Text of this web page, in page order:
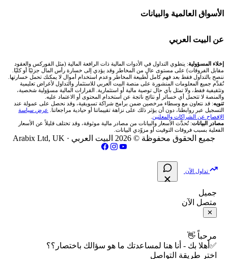
اكس تي بي XTB
انتراكتيف بروكرز IBKR
شركات تداول في قطر
شركات تداول في الأردن
شركات تداول في العراق
شركات تداول في فلسطين
🇦🇪 أسواق الإمارات
🇪🇬 البورصة المصرية
🇶🇦 بورصة قطر
🇯🇴 بورصة عمّان
🇧🇭 بورصة البحرين
فلتر الأسهم الشرعي
📋 جميع الأسهم
🕌 الأسهم الحلال
💱 محول العملات
🧮 حاسبة حجم اللوت
📊 حاسبة قيمة النقطة
💰 حاسبة ربح الفوركس
📌 حاسبة النقاط المحورية
📏 حاسبة حجم المركز
📈 حاسبة عائد التداول
📊 حاسبة الربح التراكمي
🧮 حاسبة متوسط سعر السهم
📅 التقويم الاقتصادي
🧱 حائط المجتمع
🏆 لوحة المحلّلين
✍️ اكتب تحليلك
الأسواق العالمية والبيانات
🌐 المؤشرات العالمية
🥇 سعر الذهب اليوم
🥇 أسعار الذهب والمعادن
💱 أسعار العملات والفوركس
💵 سعر الريال السعودي في مصر
📅 المؤشرات الاقتصادية
عن البيت العربي
من نحن
تواصل معنا
فريق المؤلفين
مقالات تعليمية
سياسة تقييم الشركات
شركات التداول النصابة
الإبلاغ عن شركة نصابة
شروط الاستخدام
إخلاء المسؤولية: ينطوي التداول في الأدوات المالية ذات الرافعة المالية (مثل الفوركس والعقود
مقابل الفروقات) على مستوى عالٍ من المخاطر وقد يؤدي إلى خسارة رأس المال جزئيًا أو كليًا.
ننصح بالتداول فقط بعد فهم كامل لطبيعة المخاطر وعدم استخدام أموال لا يمكنك تحمل خسارتها.
تُقدَّم جميع المعلومات المنشورة على منصة البيت العربي للاستثمار والتداول لأغراض تعليمية
وتثقيفية فقط، ولا تمثل بأي حال توصية مالية أو استثمارية. القرارات المالية مسؤولية شخصية،
والمنصة لا تتحمل أي خسائر أو نتائج ناتجة عن استخدام المحتوى أو الاعتماد عليه.
تنويه: قد نتعاون مع وسطاء مرخصين ضمن برامج شراكة تسويقية، وقد نحصل على عمولة عند
التسجيل عبر روابطنا، دون أن يؤثر ذلك على نزاهة تقييماتنا أو حيادية مراجعاتنا. عرض سياسة
الإفصاح عن الشراكات والمعلنين
مصادر البيانات: تُحدَّث الأسعار والبيانات من مصادر مالية موثوقة، وقد تختلف قليلاً عن الأسعار
الفعلية بسبب فروقات التوقيت أو مزوّدي البيانات.
جميع الحقوق محفوظة © 2026 البيت العربي · Arabix Ltd, UK
تداول الآن
جميل
متصل الآن
✕
مرحباً 👋
✅أهلا بك - أنا هنا لمساعدتك ما هو سؤالك باختصار؟؟
اختر طريقة التواصل